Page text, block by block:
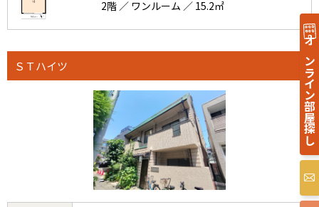
2階 ／ ワンルーム ／ 15.2㎡
ＳＴハイツ オンライン部屋探し